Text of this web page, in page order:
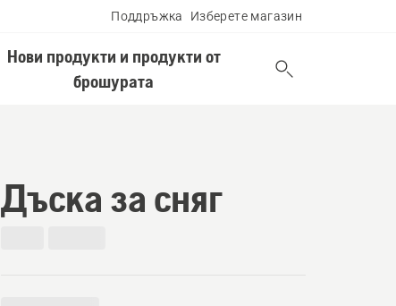
Поддръжка Изберете магазин
Нови продукти и продукти от
брошурата
Дъска за сняг